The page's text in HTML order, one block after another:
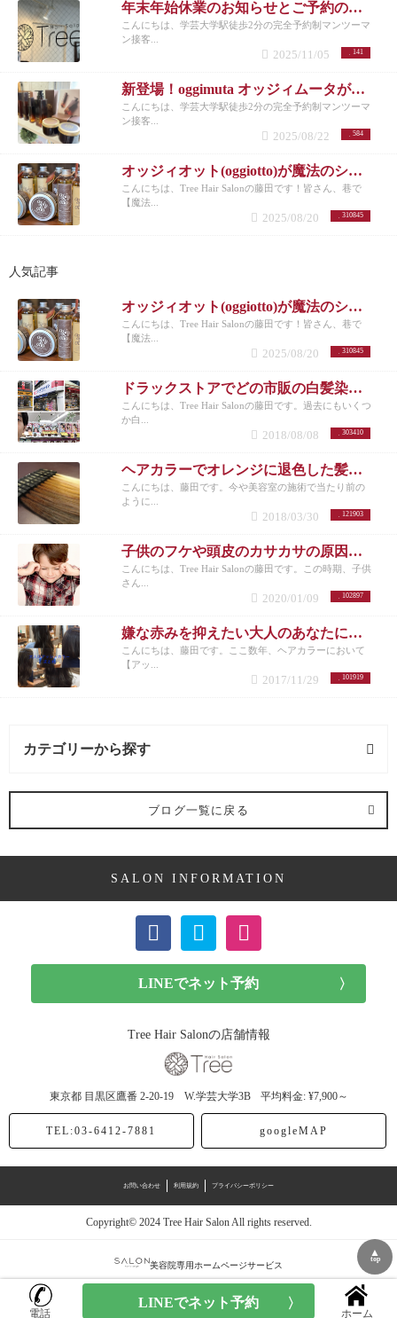
年末年始休業のお知らせとご予約のお願い
こんにちは、学芸大学駅徒歩2分の完全予約制マンツーマ
ン接客...
141
2025/11/05
新登場！oggimuta オッジィムータが導くラグジュアリーな髪の未来
こんにちは、学芸大学駅徒歩2分の完全予約制マンツーマ
ン接客...
584
2025/08/22
オッジィオット(oggiotto)が魔法のシャンプーと呼ばれる理由！取扱店だからこそ分かる髪質改善力
こんにちは、Tree Hair Salonの藤田です！皆さん、巷で
【魔法...
310845
2025/08/20
人気記事
オッジィオット(oggiotto)が魔法のシャンプーと呼ばれる理由！取扱店だからこそ分かる髪質改善力
こんにちは、Tree Hair Salonの藤田です！皆さん、巷で
【魔法...
310845
2025/08/20
ドラックストアでどの市販の白髪染めが人気なのか美容師がリサーチしてランキングにした。
こんにちは、Tree Hair Salonの藤田です。過去にもいくつ
か白...
303410
2018/08/08
ヘアカラーでオレンジに退色した髪にアッシュのすすめ
こんにちは、藤田です。今や美容室の施術で当たり前の
ように...
121903
2018/03/30
子供のフケや頭皮のカサカサの原因と対策
こんにちは、Tree Hair Salonの藤田です。この時期、子供
さん...
102897
2020/01/09
嫌な赤みを抑えたい大人のあなたにオススメしたいヘアカラー【アッシュ】
こんにちは、藤田です。ここ数年、ヘアカラーにおいて
【アッ...
101919
2017/11/29
カテゴリーから探す
髪型 (54記事)
メンズカット (7記事)
ヘアドネーション (1記事)
ヘアカラー (40記事)
アッシュ (12記事)
スモーク (1記事)
ブログ一覧に戻る
SALON INFORMATION
Tree Hair Salonの店舗情報
東京都 目黒区鷹番 2-20-19 W.学芸大学3B 平均料金: ¥7,900～
TEL:03-6412-7881 googleMAP
お問い合わせ 利用規約 プライバシーポリシー
Copyright© 2024 Tree Hair Salon All rights reserved.
美容院専用ホームページサービス
▲
top
電話 ホーム